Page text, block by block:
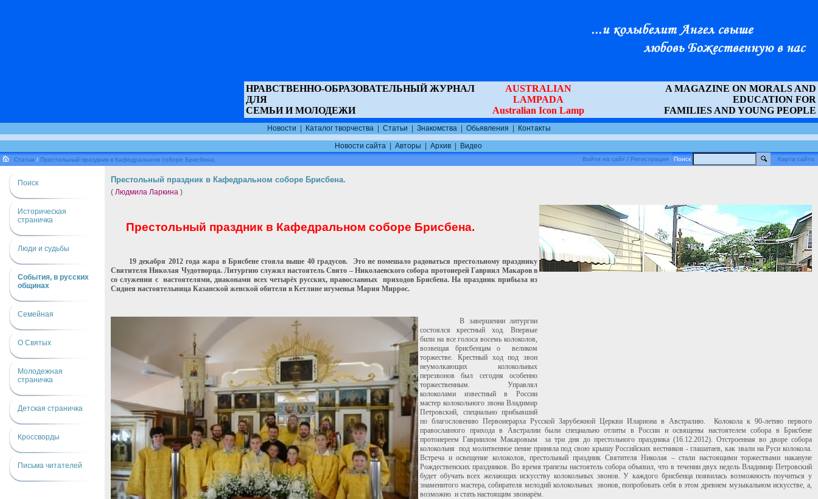
НРАВСТВЕННО-ОБРАЗОВАТЕЛЬНЫЙ ЖУРНАЛ
ДЛЯ
СЕМЬИ И МОЛОДЕЖИ
AUSTRALIAN
LAMPADA
Australian Icon Lamp
A MAGAZINE ON MORALS AND
EDUCATION FOR
FAMILIES AND YOUNG PEOPLE
Новости Каталог творчества Статьи Знакомства Обьявления Контакты
Новости сайта Авторы Архив Видео
Статьи / Престольный праздник в Кафедральном соборе Брисбена. Войти на сайт / Регистрация Поиск Карта сайта
Поиск
Историческая
страничка
Люди и судьбы
События, в русских
общинах
Семейная
О Святых
Молодежная
страничка
Детская страничка
Кроссворды
Письма читателей
Престольный праздник в Кафедральном соборе Брисбена.
( Людмила Ларкина )
Престольный праздник в Кафедральном соборе Брисбена.
19 декабря 2012 года жара в Брисбене стояла выше 40 градусов. Это не помешало радоваться престольному празднику
Святителя Николая Чудотворца. Литургию служил настоятель Свято – Николаевского собора протоиерей Гавриил Макаров в
со служении с настоятелями, диаконами всех четырёх русских, православных приходов Брисбена. На праздник прибыла из
Сиднея настоятельница Казанской женской обители в Кетлине игуменья Мария Миррос.
В завершении литургии
состоялся крестный ход. Впервые
били на все голоса восемь колоколов,
возвещая брисбенцам о великом
торжестве. Крестный ход под звон
неумолкающих колокольных
перезвонов был сегодня особенно
торжественным. Управлял
колоколами известный в России
мастер колокольного звона Владимир
Петровский, специально прибывший
по благословению Первоиерарха Русской Зарубежной Церкви Илариона в Австралию. Колокола к 90-летию первого
православного прихода в Австралии были специально отлиты в России и освящены настоятелем собора в Брисбене
протоиереем Гавриилом Макаровым за три дня до престольного праздника (16.12.2012). Отстроенная во дворе собора
колокольня под молитвенное пение приняла под свою крышу Российских вестников - глашатаев, как звали на Руси колокола.
Встреча и освещение колоколов, престольный праздник Святителя Николая – стали настоящими торжествами накануне
Рождественских праздников. Во время трапезы настоятель собора объявил, что в течении двух недель Владимир Петровский
будет обучать всех желающих искусству колокольных звонов. У каждого брисбенца появилась возможность поучиться у
знаменитого мастера, собирателя мелодий колокольных звонов, попробовать себя в этом древнем музыкальном искусстве, а,
возможно и стать настоящим звонарём.